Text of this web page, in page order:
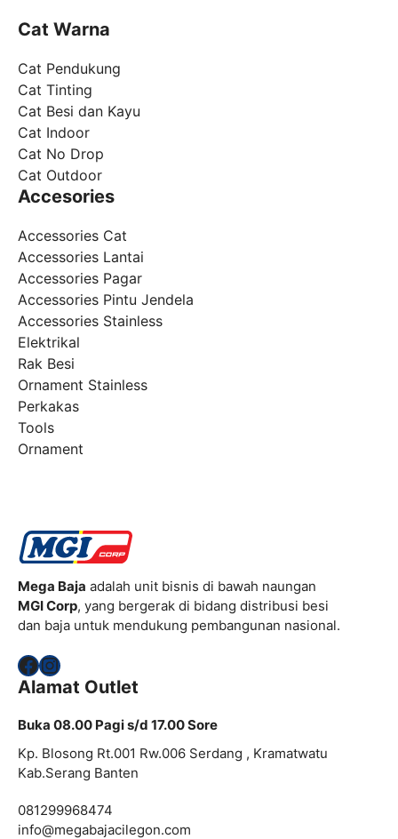
Cat Warna
Cat Pendukung
Cat Tinting
Cat Besi dan Kayu
Cat Indoor
Cat No Drop
Cat Outdoor
Accesories
Accessories Cat
Accessories Lantai
Accessories Pagar
Accessories Pintu Jendela
Accessories Stainless
Elektrikal
Rak Besi
Ornament Stainless
Perkakas
Tools
Ornament
Mega Baja adalah unit bisnis di bawah naungan
MGI Corp, yang bergerak di bidang distribusi besi
dan baja untuk mendukung pembangunan nasional.
Facebook
Instagram
Alamat Outlet
Buka 08.00 Pagi s/d 17.00 Sore
Kp. Blosong Rt.001 Rw.006 Serdang , Kramatwatu
Kab.Serang Banten
081299968474
info@megabajacilegon.com